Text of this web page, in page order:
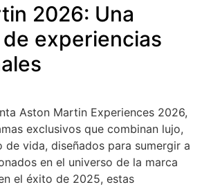
2026: Una
experiencias
Aston Martin Experiences 2026,
exclusivos que combinan lujo,
de vida, diseñados para sumergir a
en el universo de la marca
el éxito de 2025, estas